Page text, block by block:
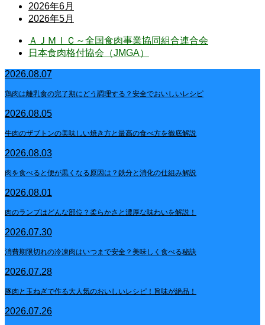
2026年6月
2026年5月
ＡＪＭＩＣ～全国食肉事業協同組合連合会
日本食肉格付協会（JMGA）
2026.08.07
鶏肉は離乳食の完了期にどう調理する？安全でおいしいレシピ
2026.08.05
牛肉のザブトンの美味しい焼き方と最高の食べ方を徹底解説
2026.08.03
肉を食べると便が黒くなる原因は？鉄分と消化の仕組み解説
2026.08.01
肉のランプはどんな部位？柔らかさと濃厚な味わいを解説！
2026.07.30
消費期限切れの冷凍肉はいつまで安全？美味しく食べる秘訣
2026.07.28
豚肉と玉ねぎで作る大人気のおいしいレシピ！旨味が絶品！
2026.07.26